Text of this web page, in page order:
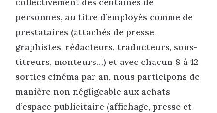
personnes, au titre d’employés comme de
prestataires (attachés de presse,
graphistes, rédacteurs, traducteurs, sous-
titreurs, monteurs…) et avec chacun 8 à 12
sorties cinéma par an, nous participons de
manière non négligeable aux achats
d’espace publicitaire (affichage, presse et